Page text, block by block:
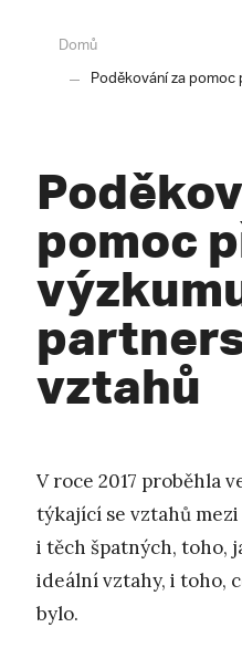
Domů
Poděkování za
pomoc
vztahů
V roce 2017 proběhla
týkající se vztahů
i těch špatných, toho,
ideální vztahy, i toho,
bylo.